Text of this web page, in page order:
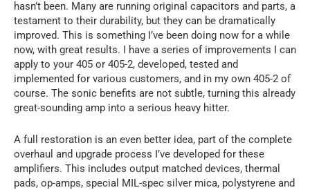
hasn’t been. Many are running original capacitors and parts, a
testament to their durability, but they can be dramatically
improved. This is something I’ve been doing now for a while
now, with great results. I have a series of improvements I can
apply to your 405 or 405-2, developed, tested and
implemented for various customers, and in my own 405-2 of
course. The sonic benefits are not subtle, turning this already
great-sounding amp into a serious heavy hitter.
A full restoration is an even better idea, part of the complete
overhaul and upgrade process I’ve developed for these
amplifiers. This includes output matched devices, thermal
pads, op-amps, special MIL-spec silver mica, polystyrene and